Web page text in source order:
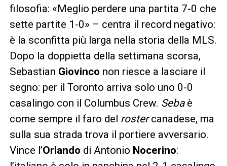
filosofia: «Meglio perdere una partita 7-0 che
sette partite 1-0» – centra il record negativo:
è la sconfitta più larga nella storia della MLS.
Dopo la doppietta della settimana scorsa,
Sebastian Giovinco non riesce a lasciare il
segno: per il Toronto arriva solo uno 0-0
casalingo con il Columbus Crew. Seba è
come sempre il faro del rostercanadese, ma
sulla sua strada trova il portiere avversario.
Vince l’Orlando di Antonio Nocerino: